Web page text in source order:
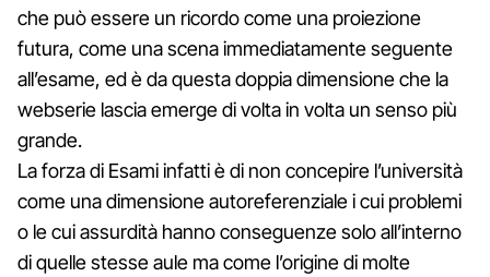
che può essere un ricordo come una proiezione
futura, come una scena immediatamente seguente
all’esame, ed è da questa doppia dimensione che la
webserie lascia emerge di volta in volta un senso più
grande.
La forza di Esami infatti è di non concepire l’università
come una dimensione autoreferenziale i cui problemi
o le cui assurdità hanno conseguenze solo all’interno
di quelle stesse aule ma come l’origine di molte